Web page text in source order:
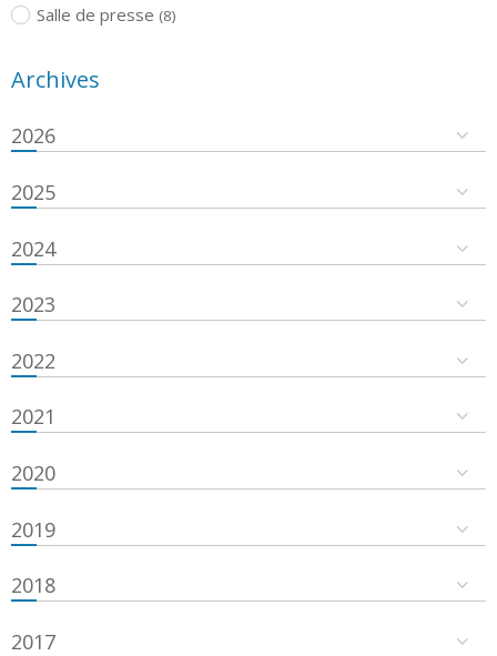
Salle de presse (8)
Archives
2026
2025
2024
2023
2022
2021
2020
2019
2018
2017